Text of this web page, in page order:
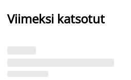
Viimeksi katsotut